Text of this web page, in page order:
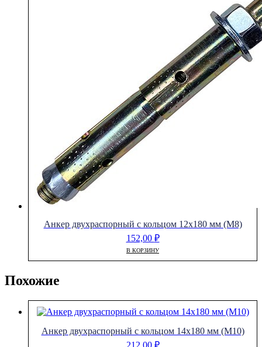
Анкер двухраспорный с кольцом 12х180 мм (М8)
152,00 ₽
В КОРЗИНУ
Похожие
Анкер двухраспорный с кольцом 14х180 мм (М10)
212,00 ₽